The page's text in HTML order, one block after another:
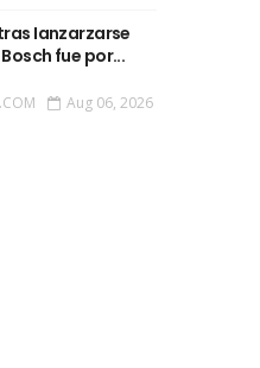
Ianzarzarse
fue por...
Aug 06, 2026